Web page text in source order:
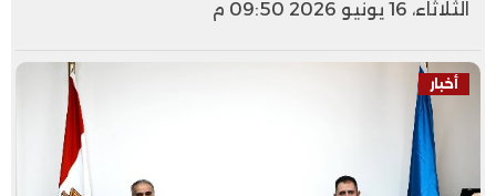
الثلاثاء، 16 يونيو 2026 09:50 م
أخبار